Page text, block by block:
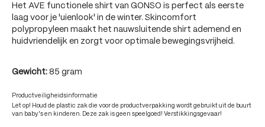
Het AVE functionele shirt van GONSO is perfect als eerste
laag voor je 'uienlook' in de winter. Skincomfort
polypropyleen maakt het nauwsluitende shirt ademend en
huidvriendelijk en zorgt voor optimale bewegingsvrijheid.
Gewicht: 85 gram
Productveiligheidsinformatie
Let op! Houd de plastic zak die voor de productverpakking wordt gebruikt uit de buurt
van baby's en kinderen. Deze zak is geen speelgoed! Verstikkingsgevaar!